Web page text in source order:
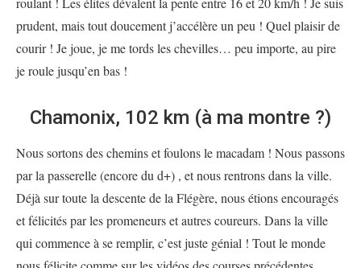
prudent, mais tout doucement j’accélère un peu ! Quel plaisir de
courir ! Je joue, je me tords les chevilles… peu importe, au pire
je roule jusqu’en bas !
Chamonix, 102 km (à ma montre ?)
Nous sortons des chemins et foulons le macadam ! Nous passons
par la passerelle (encore du d+) , et nous rentrons dans la ville.
Déjà sur toute la descente de la Flégère, nous étions encouragés
et félicités par les promeneurs et autres coureurs. Dans la ville
qui commence à se remplir, c’est juste génial ! Tout le monde